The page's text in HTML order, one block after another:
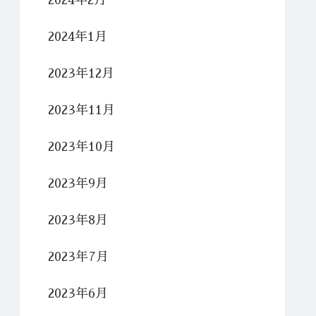
2024年1月
2023年12月
2023年11月
2023年10月
2023年9月
2023年8月
2023年7月
2023年6月